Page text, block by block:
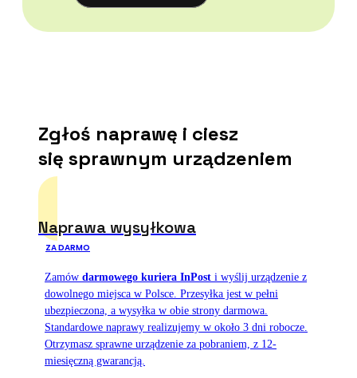
Zgłoś naprawę i ciesz
się sprawnym urządzeniem
Naprawa wysyłkowa
ZA DARMO
Zamów darmowego kuriera InPost i wyślij urządzenie z
dowolnego miejsca w Polsce. Przesyłka jest w pełni
ubezpieczona, a wysyłka w obie strony darmowa.
Standardowe naprawy realizujemy w około 3 dni robocze.
Otrzymasz sprawne urządzenie za pobraniem, z 12-
miesięczną gwarancją.